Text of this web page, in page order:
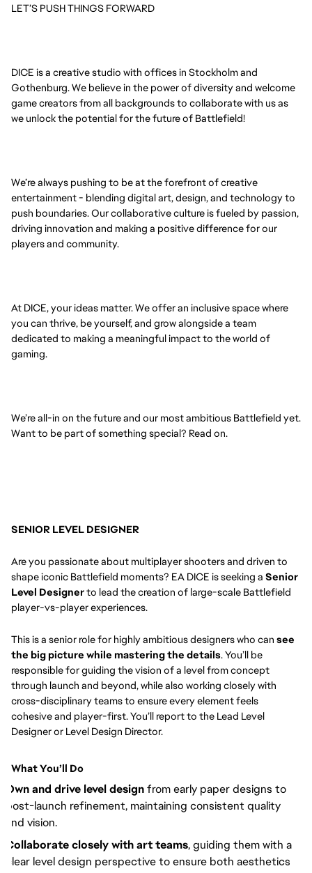
LET’S PUSH THINGS FORWARD
DICE is a creative studio with offices in Stockholm and
Gothenburg. We believe in the power of diversity and welcome
game creators from all backgrounds to collaborate with us as
we unlock the potential for the future of Battlefield!
We’re always pushing to be at the forefront of creative
entertainment - blending digital art, design, and technology to
push boundaries. Our collaborative culture is fueled by passion,
driving innovation and making a positive difference for our
players and community.
At DICE, your ideas matter. We offer an inclusive space where
you can thrive, be yourself, and grow alongside a team
dedicated to making a meaningful impact to the world of
gaming.
We’re all-in on the future and our most ambitious Battlefield yet.
Want to be part of something special? Read on.
SENIOR LEVEL DESIGNER
Are you passionate about multiplayer shooters and driven to
shape iconic Battlefield moments? EA DICE is seeking a Senior
Level Designerto lead the creation of large-scale Battlefield
player-vs-player experiences.
This is a senior role for highly ambitious designers who can see
the big picture while mastering the details. You’ll be
responsible for guiding the vision of a level from concept
through launch and beyond, while also working closely with
cross-disciplinary teams to ensure every element feels
cohesive and player-first. You’ll report to the Lead Level
Designer or Level Design Director.
What You’ll Do
Own and drive level designfrom early paper designs to
post-launch refinement, maintaining consistent quality
and vision.
Collaborate closely with art teams, guiding them with a
clear level design perspective to ensure both aesthetics